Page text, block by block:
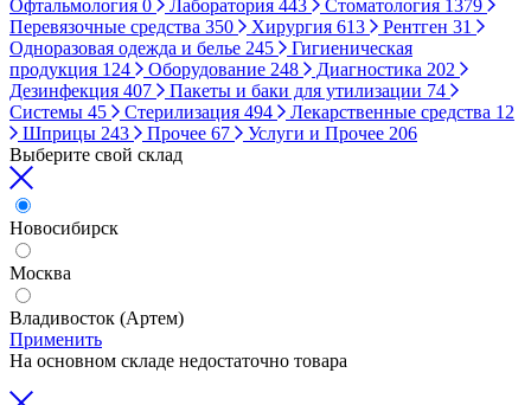
Офтальмология 0 Лаборатория 443 Стоматология 1379
Перевязочные средства 350 Хирургия 613 Рентген 31
Одноразовая одежда и белье 245
Гигиеническая
продукция 124 Оборудование 248 Диагностика 202
Дезинфекция 407 Пакеты и баки для утилизации 74
Системы 45 Стерилизация 494 Лекарственные средства 12
Шприцы 243 Прочее 67 Услуги и Прочее 206
Выберите свой склад
Новосибирск
Москва
Владивосток (Артем)
Применить
На основном складе недостаточно товара